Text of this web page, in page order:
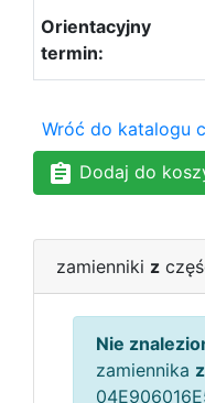
Wróć do katalogu
Dodaj do
zamienniki z
Nie
zamiennika z